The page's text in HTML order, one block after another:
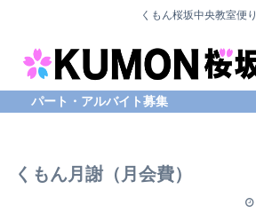
くもん桜坂中央教室便り
パート・アルバイト募集
くもん月謝（月会費）